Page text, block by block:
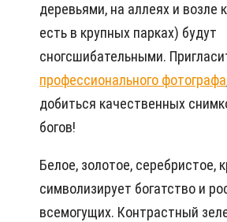
деревьями, на аллеях и возле
есть в крупных парках) будут
сногсшибательными.
профессионального фотографа
добиться качественных
богов!
Белое, золотое, серебристое,
символизирует богатство и
всемогущих. Контрастный